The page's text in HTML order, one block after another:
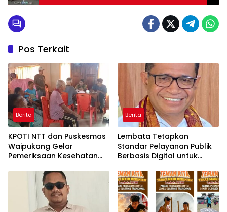
Pos Terkait
Berita
KPOTI NTT dan Puskesmas
Waipukang Gelar
Pemeriksaan Kesehatan
Berita
Lembata Tetapkan
Standar Pelayanan Publik
Berbasis Digital untuk
Perpustakaan